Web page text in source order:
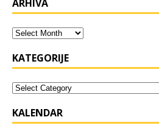
ARHIVA
KATEGORIJE
KALENDAR